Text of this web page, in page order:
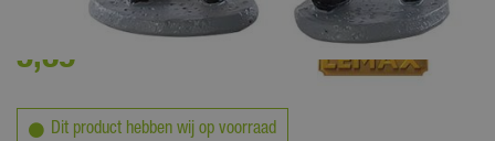
5,39
Dit product hebben wij op voorraad